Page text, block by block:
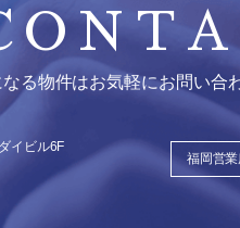
る物件はお気軽にお問い合
イビル6F
福岡営